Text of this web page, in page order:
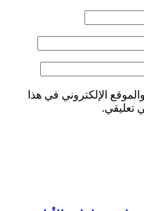
الإلكتروني في هذا
تعليقي.